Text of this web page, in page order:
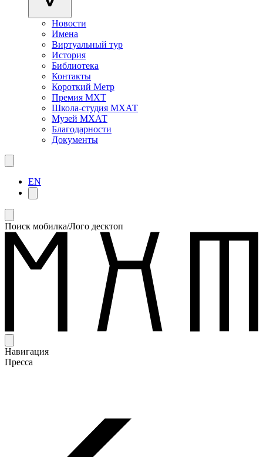
Новости
Имена
Виртуальный тур
История
Библиотека
Контакты
Короткий Метр
Премия МХТ
Школа-студия МХАТ
Музей МХАТ
Благодарности
Документы
EN
Поиск мобилка/Лого десктоп
Навигация
Пресса